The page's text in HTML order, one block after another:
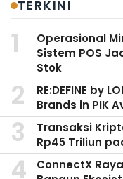
TERKINI
Operasional
Sistem POS
Stok
RE:DEFINE by
Brands in PIK
Transaksi
Rp45 Triliun
ConnectX